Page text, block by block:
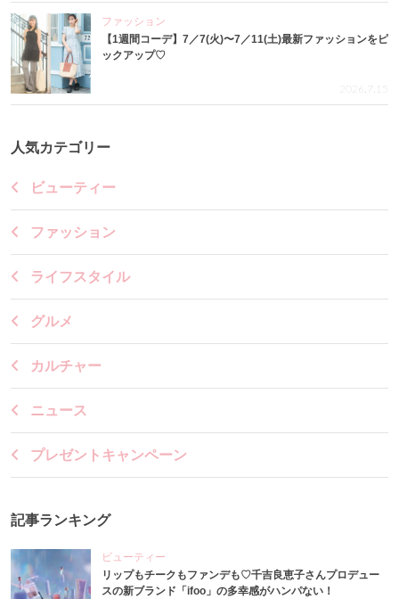
ファッション
【1週間コーデ】7／7(火)〜7／11(土)最新ファッションをピ
ックアップ♡
2026.7.15
人気カテゴリー
ビューティー
ファッション
ライフスタイル
グルメ
カルチャー
ニュース
プレゼントキャンペーン
記事ランキング
ビューティー
リップもチークもファンデも♡千吉良恵子さんプロデュー
スの新ブランド「ifoo」の多幸感がハンパない！